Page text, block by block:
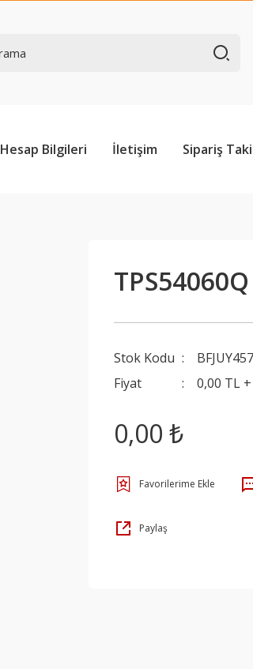
Hesap Bilgileri İletişim Sipariş
TPS54060Q
Stok Kodu
BFJUY457
Fiyat
0,00 TL
0,00 ₺
Paylaş